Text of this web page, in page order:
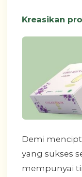
Kreasikan
Demi
yang sukses
mempunyai